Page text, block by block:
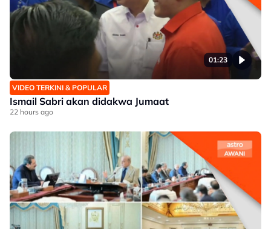
01:23
VIDEO TERKINI & POPULAR
Ismail Sabri akan didakwa Jumaat
22 hours ago